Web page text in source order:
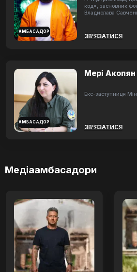
АМБАСАДОР
код», засновник
Владислава
ЗВ'ЯЗАТИСЯ
АМБАСАДОР
Мері Акопян
Екс-заступниця
ЗВ'ЯЗАТИСЯ
Медіаамбасадори